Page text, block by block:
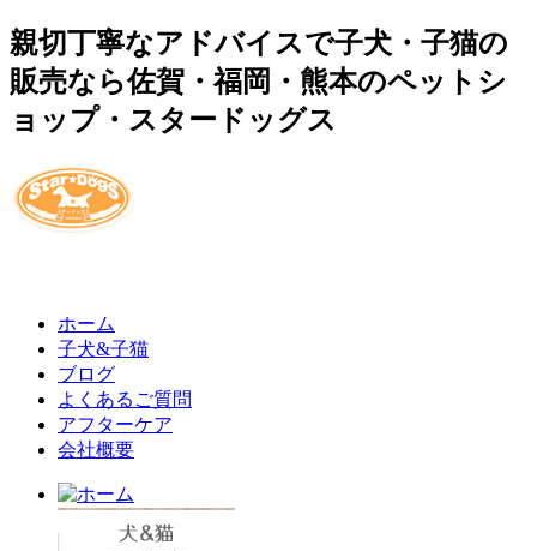
親切丁寧なアドバイスで子犬・子猫の
販売なら佐賀・福岡・熊本のペットシ
ョップ・スタードッグス
ホーム
子犬&子猫
ブログ
よくあるご質問
アフターケア
会社概要